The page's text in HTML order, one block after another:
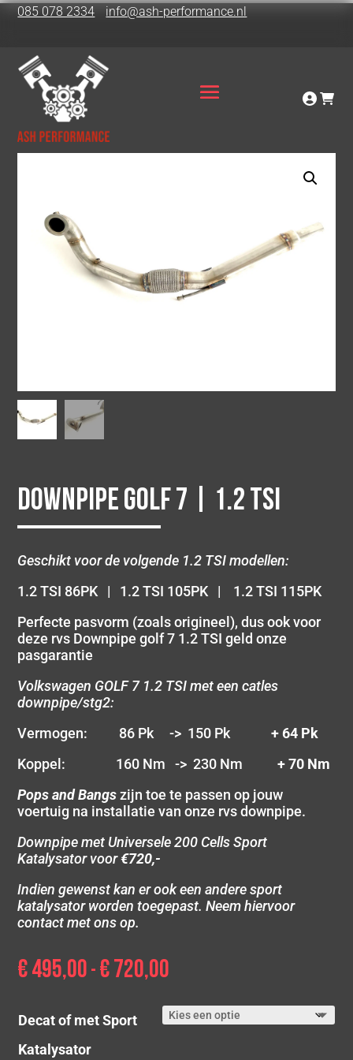
085 078 2334 info@ash-performance.nl
Downpipe Golf 7 | 1.2 TSI
Geschikt voor de volgende 1.2 TSI modellen:
1.2 TSI 86PK | 1.2 TSI 105PK | 1.2 TSI 115PK
Perfecte pasvorm (zoals origineel), dus ook voor
deze rvs Downpipe golf 7 1.2 TSI geld onze
pasgarantie
Volkswagen GOLF 7 1.2 TSI met een catles
downpipe/stg2:
Vermogen: 86 Pk -> 150 Pk+ 64 Pk
Koppel: 160 Nm -> 230 Nm+ 70 Nm
Pops and Bangszijn toe te passen op jouw
voertuig na installatie van onze rvs downpipe.
Downpipe met Universele 200 Cells Sport
Katalysator voor€720,-
Indien gewenst kan er ook een andere sport
katalysator worden toegepast. Neem hiervoor
contact met ons op.
€495,00 - €720,00
tot
€ 720,00
Decat of met Sport
Katalysator